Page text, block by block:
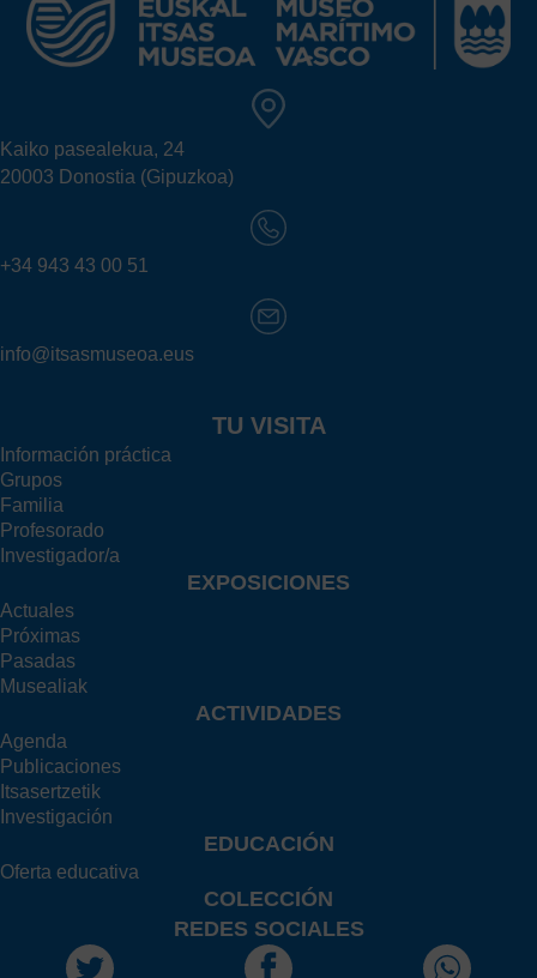
Kaiko pasealekua, 24
20003 Donostia (Gipuzkoa)
+34 943 43 00 51
info@itsasmuseoa.eus
TU VISITA
Información práctica
Grupos
Familia
Profesorado
Investigador/a
EXPOSICIONES
Actuales
Próximas
Pasadas
Musealiak
ACTIVIDADES
Agenda
Publicaciones
Itsasertzetik
Investigación
EDUCACIÓN
Oferta educativa
COLECCIÓN
REDES SOCIALES